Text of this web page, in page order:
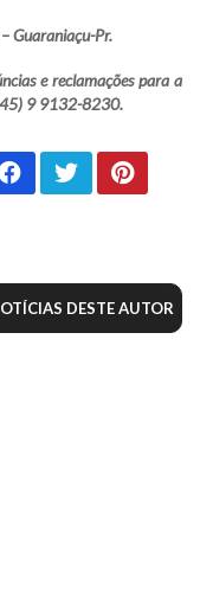
Guaraniaçu-Pr.
e reclamações para a
9 9132-8230.
DESTE AUTOR